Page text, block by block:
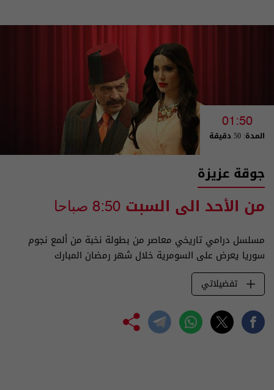
01:50
المدة: 50 دقيقة
جوقة عزيزة
من الأحد الى السبت 8:50 صباحا
مسلسل درامي تاريخي معاصر من بطولة نخبة من ألمع نجوم
سوريا يعرض على السومرية خلال شهر رمضان المبارك
تفضيلاتي